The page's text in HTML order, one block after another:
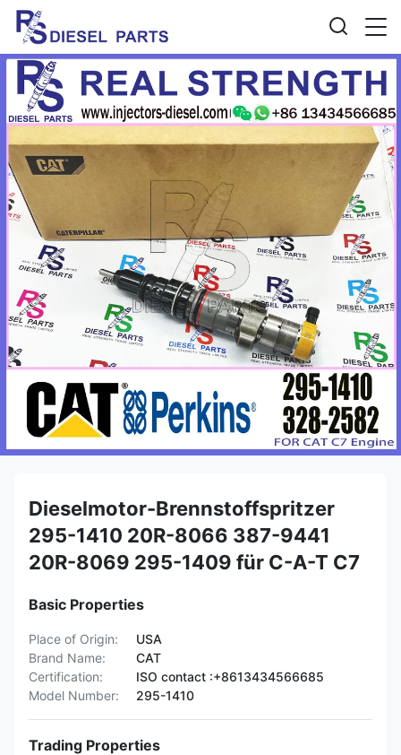
Dieselmotor-Brennstoffspritzer
295-1410 20R-8066 387-9441
20R-8069 295-1409 für C-A-T C7
Basic Properties
Place of Origin:
USA
Brand Name:
CAT
Certification:
ISO contact :+8613434566685
Model Number:
295-1410
Trading Properties